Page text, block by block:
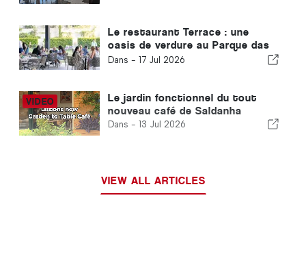
Le restaurant Terrace : une
oasis de verdure au Parque das
Nações, à Lisbonne
Dans - 17 Jul 2026
Le jardin fonctionnel du tout
nouveau café de Saldanha
Dans - 13 Jul 2026
VIEW ALL ARTICLES